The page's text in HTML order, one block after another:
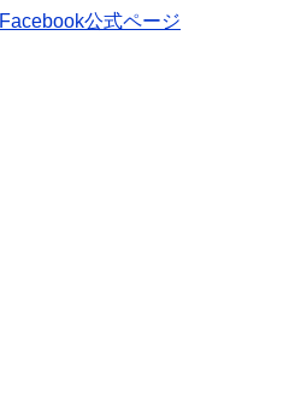
Facebook公式ページ